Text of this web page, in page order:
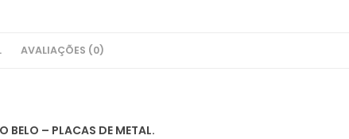
AVALIAÇÕES (0)
BELO – PLACAS DE METAL.